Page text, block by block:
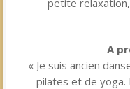
petite
A
« Je suis ancien
pilates et de yoga.